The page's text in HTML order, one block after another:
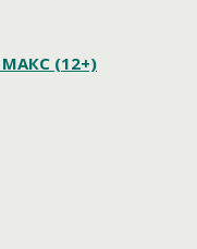
МАКС (12+)